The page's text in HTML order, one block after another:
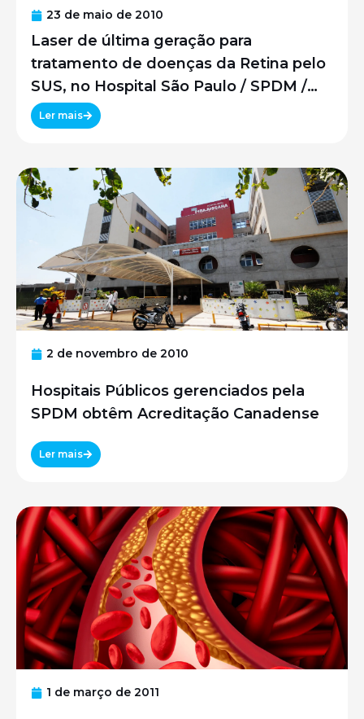
23 de maio de 2010
Laser de última geração para
tratamento de doenças da Retina pelo
SUS, no Hospital São Paulo / SPDM /
UNIFESP
Ler mais
2 de novembro de 2010
Hospitais Públicos gerenciados pela
SPDM obtêm Acreditação Canadense
Ler mais
1 de março de 2011